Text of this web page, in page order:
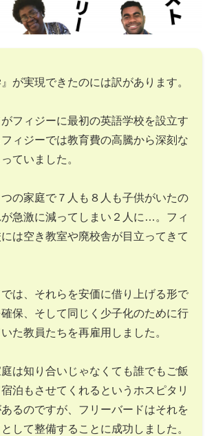
』が実現できたのには訳があります。
フィジーに最初の英語学校を設立す
ィジーでは教育費の高騰から深刻な
ていました。
の家庭で７人も８人も子供がいたの
急激に減ってしまい２人に…。フィ
は空き教室や廃校舎が目立ってきて
は、それらを安価に借り上げる形で
保、そして同じく少子化のために行
た教員たちを再雇用しました。
は知り合いじゃなくても誰でもご飯
泊もさせてくれるというホスピタリ
るのですが、フリーバードはそれを
して整備することに成功しました。